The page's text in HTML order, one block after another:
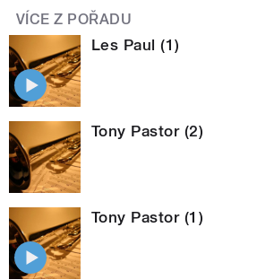
VÍCE Z POŘADU
Les Paul (1)
Tony Pastor (2)
Tony Pastor (1)